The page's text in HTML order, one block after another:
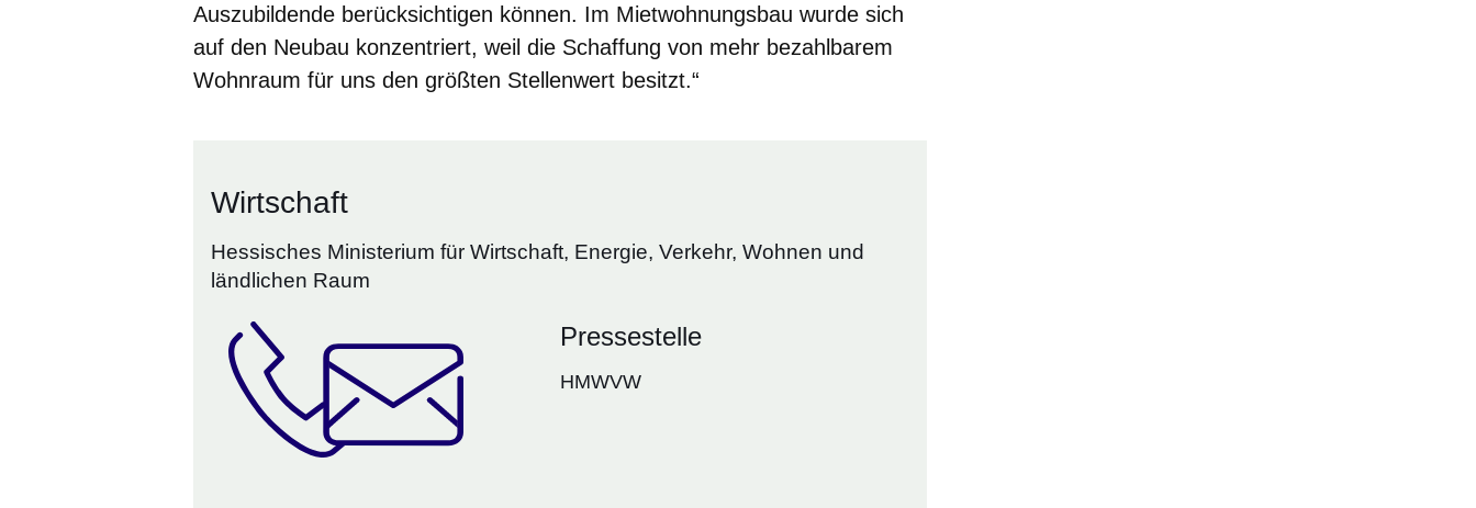
Auszubildende berücksichtigen können. Im Mietwohnungsbau wurde sich
auf den Neubau konzentriert, weil die Schaffung von mehr bezahlbarem
Wohnraum für uns den größten Stellenwert besitzt.“
Wirtschaft
Hessisches Ministerium für Wirtschaft, Energie, Verkehr, Wohnen und
ländlichen Raum
Pressestelle
HMWVW